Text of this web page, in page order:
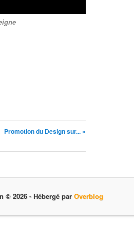
Promotion du Design sur... »
© 2026 - Hébergé par Overblog